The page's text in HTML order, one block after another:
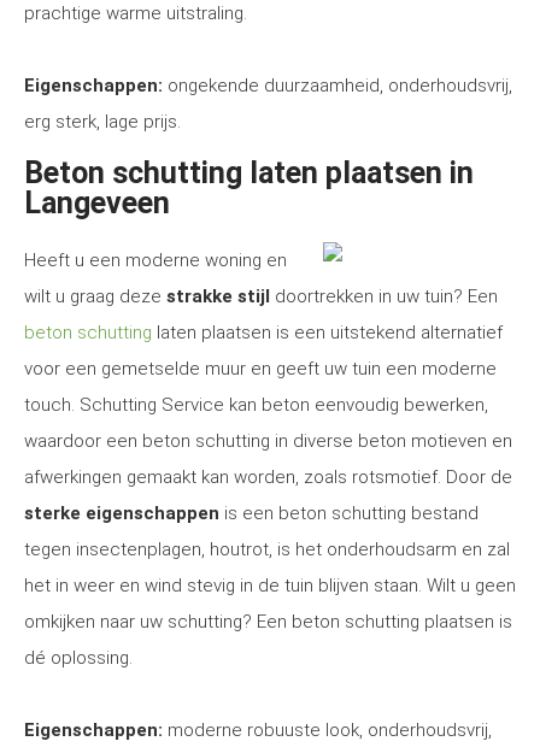
prachtige warme uitstraling.
Eigenschappen: ongekende duurzaamheid, onderhoudsvrij,
erg sterk, lage prijs.
Beton schutting laten plaatsen in
Langeveen
Heeft u een moderne woning en
wilt u graag deze strakke stijl doortrekken in uw tuin? Een
beton schutting laten plaatsen is een uitstekend alternatief
voor een gemetselde muur en geeft uw tuin een moderne
touch. Schutting Service kan beton eenvoudig bewerken,
waardoor een beton schutting in diverse beton motieven en
afwerkingen gemaakt kan worden, zoals rotsmotief. Door de
sterke eigenschappen is een beton schutting bestand
tegen insectenplagen, houtrot, is het onderhoudsarm en zal
het in weer en wind stevig in de tuin blijven staan. Wilt u geen
omkijken naar uw schutting? Een beton schutting plaatsen is
dé oplossing.
Eigenschappen: moderne robuuste look, onderhoudsvrij,